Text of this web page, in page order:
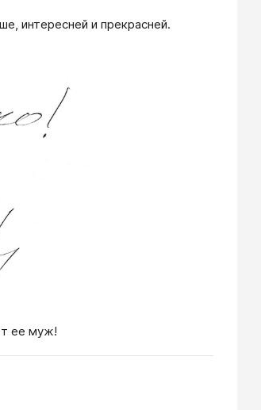
интересней и прекрасней.
ее муж!